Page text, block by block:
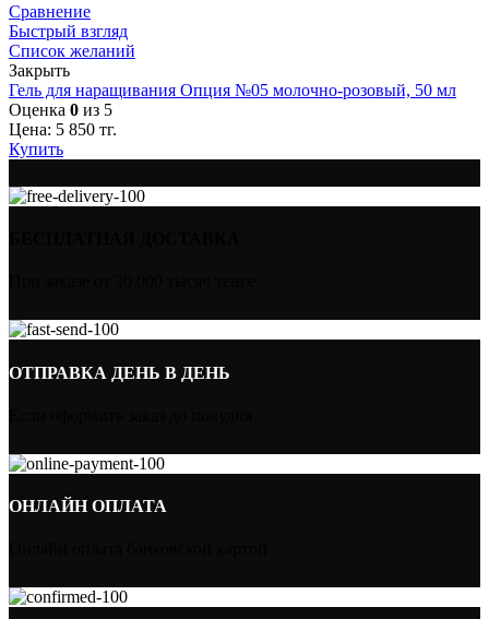
Сравнение
Быстрый взгляд
Список желаний
Закрыть
Гель для наращивания Опция №05 молочно-розовый, 50 мл
Оценка 0 из 5
Цена: 5 850 тг.
Купить
ОТПРАВКА ДЕНЬ В ДЕНЬ
ОНЛАЙН ОПЛАТА